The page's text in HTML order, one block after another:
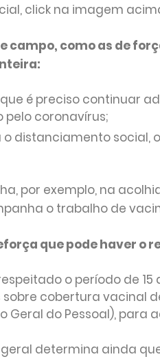
click na imagem
campo, como as de
é preciso continuar
coronavírus;
distanciamento social,
por exemplo, na
o trabalho de
que pode haver o
o período de
sobre cobertura vacinal
Geral do Pessoal), para
determina ainda